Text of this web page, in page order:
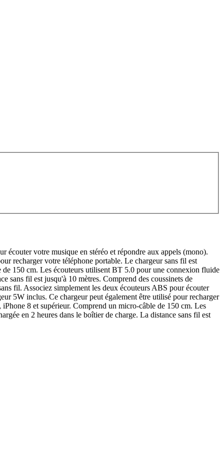
écouter votre musique en stéréo et répondre aux appels (mono).
recharger votre téléphone portable. Le chargeur sans fil est
150 cm. Les écouteurs utilisent BT 5.0 pour une connexion fluide
sans fil est jusqu'à 10 mètres. Comprend des coussinets de
fil. Associez simplement les deux écouteurs ABS pour écouter
5W inclus. Ce chargeur peut également être utilisé pour recharger
8 et supérieur. Comprend un micro-câble de 150 cm. Les
en 2 heures dans le boîtier de charge. La distance sans fil est